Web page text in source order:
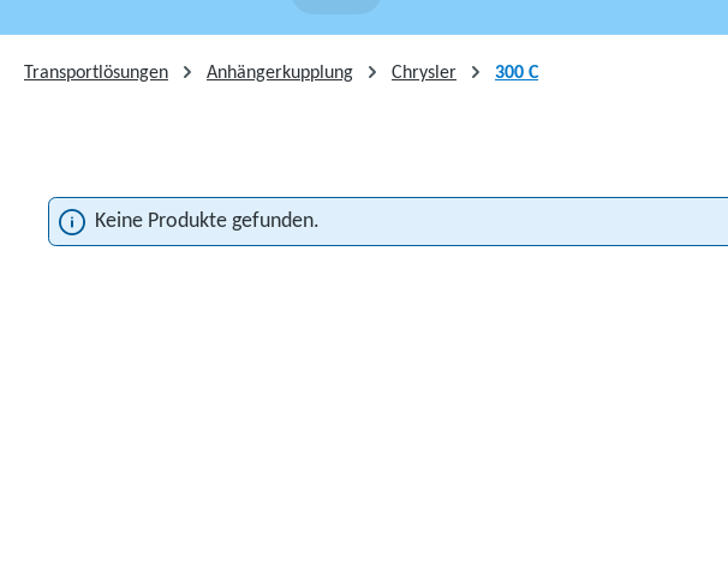
Transportlösungen Anhängerkupplung Chrysler 300 C
Keine Produkte gefunden.